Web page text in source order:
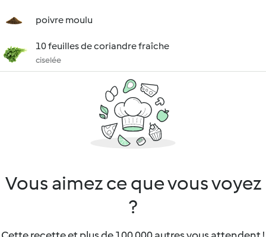
poivre moulu
10 feuilles de coriandre fraîche
ciselée
Vous aimez ce que vous voyez
?